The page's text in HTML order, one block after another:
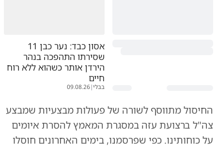
אסון כבד: נער כבן 11
שסירתו התהפכה בנהר
הירדן אותר כשהוא ללא רוח
חיים
בבלי|
09.08.26
החיסול מתווסף לשורה של פעולות מבצעיות שמבצע
צה"ל ברצועת עזה במסגרת המאמץ להסרת איומים
על כוחותינו. כפי שפרסמנו, בימים האחרונים חוסלו